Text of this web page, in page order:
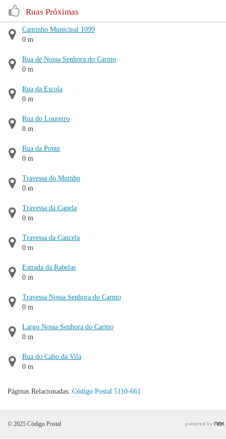
Ruas Próximas
Caminho Municipal 1099
0 m
Rua de Nossa Senhora do Carmo
0 m
Rua da Escola
0 m
Rua do Loureiro
0 m
Rua da Ponte
0 m
Travessa do Moinho
0 m
Travessa da Capela
0 m
Travessa da Cancela
0 m
Estrada da Rabelas
0 m
Travessa Nossa Senhora do Carmo
0 m
Largo Nossa Senhora do Carmo
0 m
Rua do Cabo da Vila
0 m
Páginas Relacionadas: Código Postal 5110-661
© 2025 Código Postal